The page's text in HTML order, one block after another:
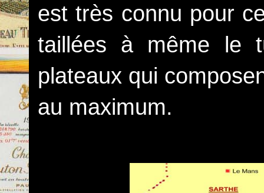
est très connu pour
taillées à même le
plateaux qui
au maximum.